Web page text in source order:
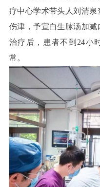
疗中心学术带头人刘清
伤津，予宣白生脉汤加
治疗后，患者不到24小
常。